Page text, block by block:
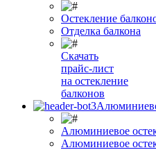
Остекление
Отделка балкона
Скачать
прайс-лист
на остекление
балконов
Алюминиевое
Алюминиевое